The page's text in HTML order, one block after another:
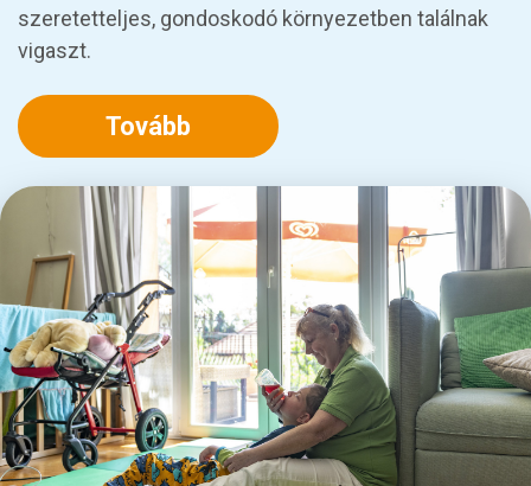
szeretetteljes, gondoskodó környezetben találnak
vigaszt.
Tovább